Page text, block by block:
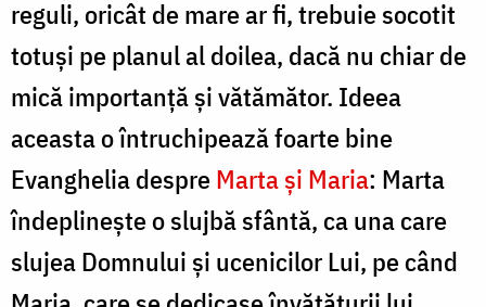
Both
reguli, oricât de mare ar fi, trebuie socotit
totuși pe planul al doilea, dacă nu chiar de
mică importanță și vătămător. Ideea
aceasta o întruchipează foarte bine
Evanghelia despreMarta și Maria: Marta
îndeplinește o slujbă sfântă, ca una care
slujea Domnului și ucenicilor Lui, pe când